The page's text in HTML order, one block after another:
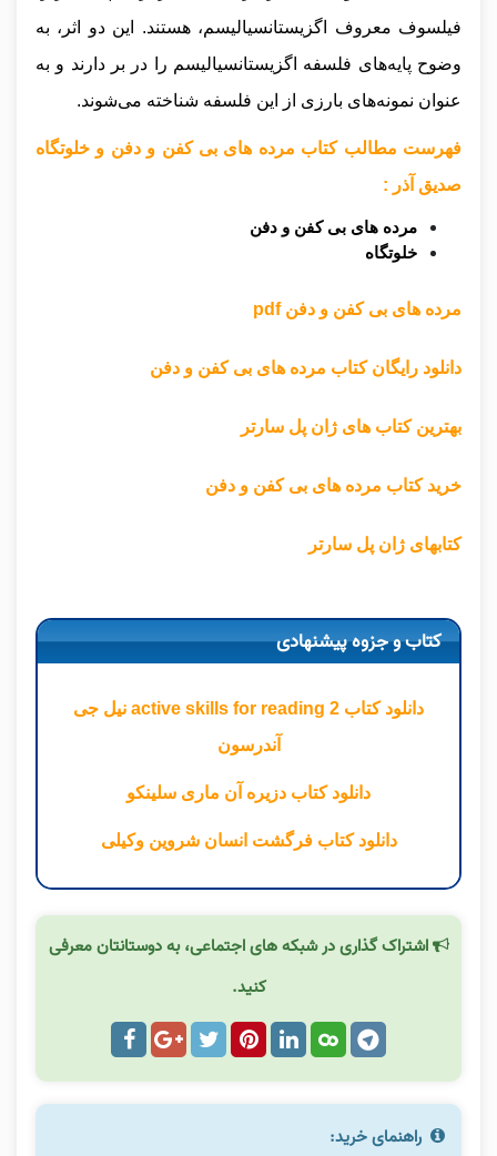
فیلسوف معروف اگزیستانسیالیسم، هستند. این دو اثر، به
وضوح پایه‌های فلسفه اگزیستانسیالیسم را در بر دارند و به
عنوان نمونه‌های بارزی از این فلسفه شناخته می‌شوند.
فهرست مطالب کتاب مرده های بی کفن و دفن و خلوتگاه
صدیق آذر :
مرده های بی کفن و دفن
خلوتگاه
مرده های بی کفن و دفن pdf
دانلود رایگان کتاب مرده های بی کفن و دفن
بهترین کتاب های ژان پل سارتر
خرید کتاب مرده های بی کفن و دفن
کتابهای ژان پل سارتر
کتاب و جزوه پیشنهادی
دانلود کتاب active skills for reading 2 نیل جی
آندرسون
دانلود کتاب دزیره آن ماری سلینکو
دانلود کتاب فرگشت انسان شروین وکیلی
اشتراک گذاری در شبکه های اجتماعی، به دوستانتان معرفی
کنید.
راهنمای خرید: